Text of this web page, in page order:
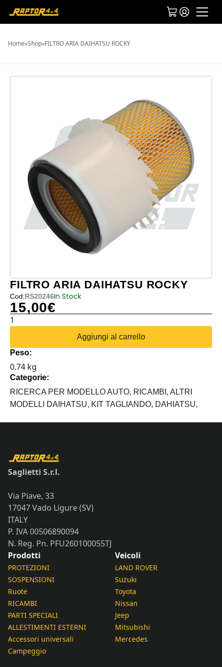
Home»Shop»FILTRO ARIA DAIHATSU ROCKY
FILTRO ARIA DAIHATSU ROCKY
Cod:RS20246In Stock
15,00€
FILTRO
ROCKY
quantità
Aggiungi al carrello
Peso:
0.74 kg
Categorie:
RICERCA PER MODELLO AUTO, RICAMBI, ALTRI
MODELLI DAIHATSU, KIT TAGLIANDO, DAHIATSU,
Saglietti S.r.l.
Via Piave, 33
17047 Vado Ligure (SV)
ITALY
P. IVA 00506890094
N. Reg. Pn. PFU260100055TJ
Prodotti
PROTEZIONI
SOSPENSIONI
Ruote
RICAMBI
PARTI SPECIALI
ALLESTIMENTI ESTERNI
Accessori universali
Campeggio
Veicoli
LAND ROVER
Suzuki
Toyota
Nissan
Jeep
Mitsubishi
Mercedes